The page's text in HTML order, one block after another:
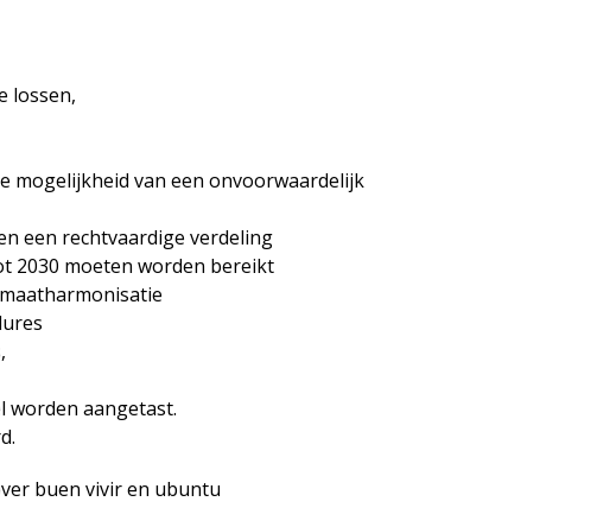
lossen,
mogelijkheid van een onvoorwaardelijk
een rechtvaardige verdeling
2030 moeten worden bereikt
worden aangetast.
buen vivir en ubuntu